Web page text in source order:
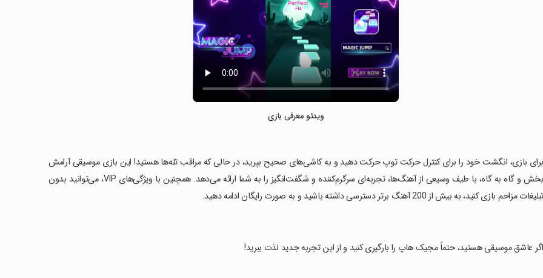
ویدئو معرفی بازی
‏برای بازی، انگشت خود را برای کنترل حرکت توپ حرکت دهید و به کاشی‌های صحیح بپرید، در حالی که مراقب تله‌ها هستید! این بازی موسیقی آرامش
بخش و گاه به گاه، با طیف وسیعی از آهنگ‌ها، تجربه‌ای سرگرم‌کننده و شگفت‌انگیز را به شما ارائه می‌دهد. همچنین با ویژگی‌های VIP، می‌توانید بدون
تبلیغات مزاحم بازی کنید، به بیش از 200 آهنگ برتر دسترسی داشته باشید و به صورت رایگان ادامه دهید.
‏اگر عاشق موسیقی هستید، حتماً مجیک هاپ را بارگیری کنید و از این تجربه جدید لذت ببرید!